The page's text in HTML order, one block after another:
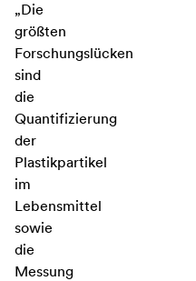
„Die
größten
Forschungslücken
sind
die
Quantifizierung
der
Plastikpartikel
im
Lebensmittel
sowie
die
Messung